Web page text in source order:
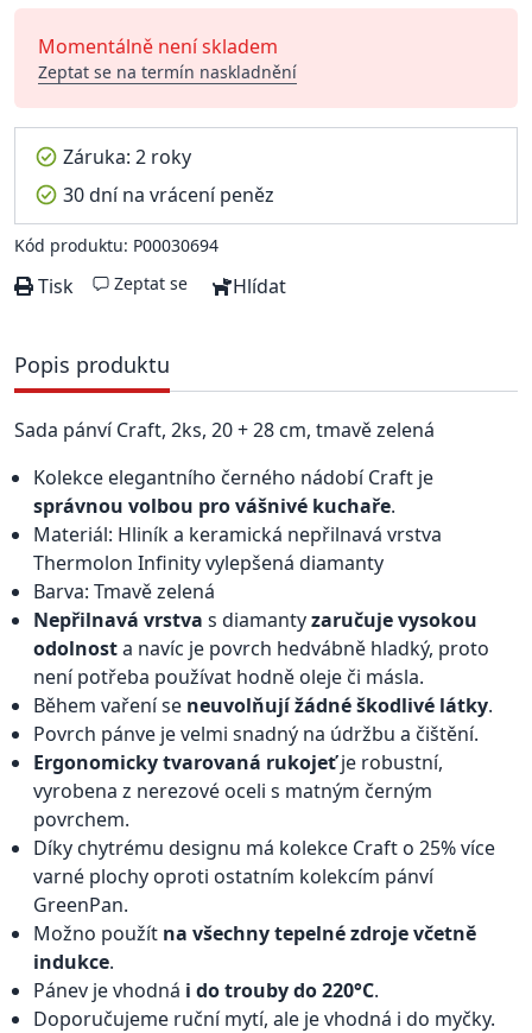
Momentálně není skladem
Zeptat se na termín naskladnění
Záruka: 2 roky
30 dní na vrácení peněz
Kód produktu: P00030694
Tisk Zeptat se Hlídat
Popis produktu
Sada pánví Craft, 2ks, 20 + 28 cm, tmavě zelená
Kolekce elegantního černého nádobí Craft je
správnou volbou pro vášnivé kuchaře.
Materiál: Hliník a keramická nepřilnavá vrstva
Thermolon Infinity vylepšená diamanty
Barva: Tmavě zelená
Nepřilnavá vrstva s diamantyzaručuje vysokou
odolnosta navíc je povrch hedvábně hladký, proto
není potřeba používat hodně oleje či másla.
Během vaření se neuvolňují žádné škodlivé látky.
Povrch pánve je velmi snadný na údržbu a čištění.
Ergonomicky tvarovaná rukojeťje robustní,
vyrobena z nerezové oceli s matným černým
povrchem.
Díky chytrému designu má kolekce Craft o 25% více
varné plochy oproti ostatním kolekcím pánví
GreenPan.
Možno použít na všechny tepelné zdroje včetně
indukce.
Pánev je vhodná i do trouby do 220°C.
Doporučujeme ruční mytí, ale je vhodná i do myčky.